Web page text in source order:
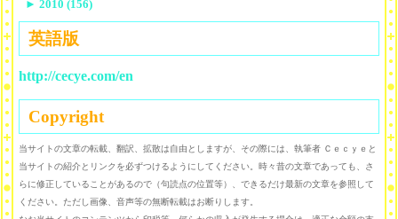
► 2010 (156)
英語版
http://cecye.com/en
Copyright
当サイトの文章の転載、翻訳、拡散は自由としますが、その際には、執筆者 Ｃｅｃｙｅと
当サイトの紹介とリンクを必ずつけるようにしてください。時々昔の文章であっても、さ
らに修正していることがあるので（句読点の位置等）、できるだけ最新の文章を参照して
ください。ただし画像、音声等の無断転載はお断りします。